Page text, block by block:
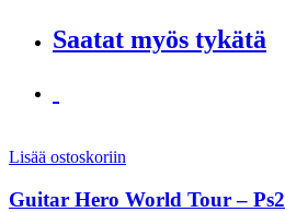
Saatat myös tykätä
Lisää ostoskoriin
Guitar Hero World Tour – Ps2